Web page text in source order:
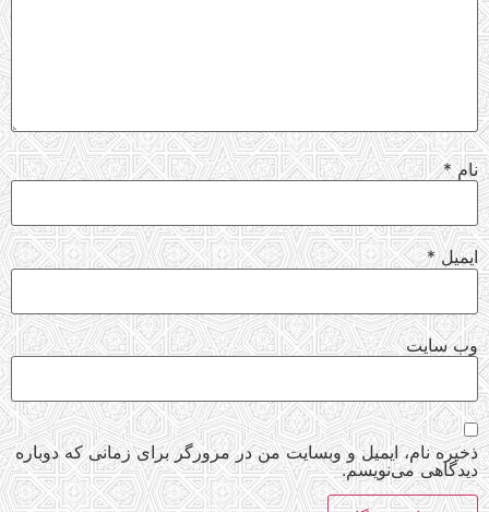
نام*
ایمیل*
وب‌ سایت
ذخیره نام، ایمیل و وبسایت من در مرورگر برای زمانی که دوباره
دیدگاهی می‌نویسم.